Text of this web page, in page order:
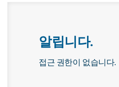
알립니다.
접근 권한이 없습니다.